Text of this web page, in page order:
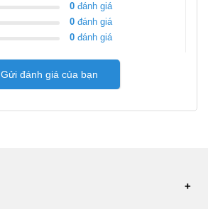
0 đánh giá
0 đánh giá
0 đánh giá
Gửi đánh giá của bạn